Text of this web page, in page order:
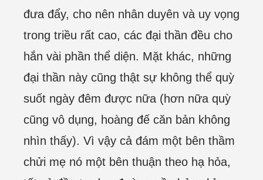
đưa đẩy, cho nên nhân duyên và uy vọng
trong triều rất cao, các đại thần đều cho
hắn vài phần thể diện. Mặt khác, những
đại thần này cũng thật sự không thể quỳ
suốt ngày đêm được nữa (hơn nữa quỳ
cũng vô dụng, hoàng đế căn bản không
nhìn thấy). Vì vậy cả đám một bên thầm
chửi mẹ nó một bên thuận theo hạ hỏa,